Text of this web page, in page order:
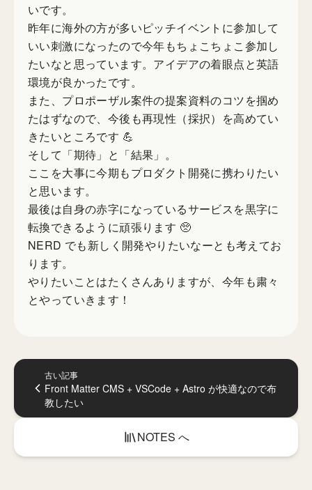
いです。
昨年に海外の方が多いピッチイベントに参加して
いい刺激になったので今年もちょこちょこ参加し
たいなと思っています。アイデアの着眼点と英語
環境が良かったです。
また、プロポーザル案件の提案資料のコツを掴め
たはずなので、今後も再現性（採択）を高めてい
きたいところです 💪
そして「期待」と「結果」。
ここを大事に今期もプロダクト開発に携わりたい
と思います。
最後は自身の赤字になっているサービスを黒字に
転換できるように頑張ります 🥺
NERD でも新しく開発やりたいなーとも考えてお
ります。
やりたいことはたくさんありますが、今年も粛々
とやっていきます！
古い記事
Front Matter CMS + VSCode + Astro が快適なので布
教したい
NOTES へ